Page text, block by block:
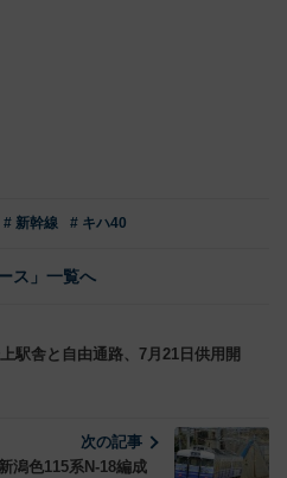
# 新幹線 # キハ40
ス」一覧へ
駅舎と自由通路、7月21日供用開
次の記事
潟色115系N-18編成